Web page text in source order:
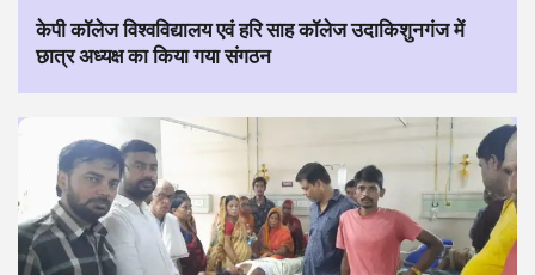
केपी कॉलेज विश्वविद्यालय एवं हरि साह कॉलेज उदाकिशुनगंज में
छात्र अध्यक्ष का किया गया संगठन